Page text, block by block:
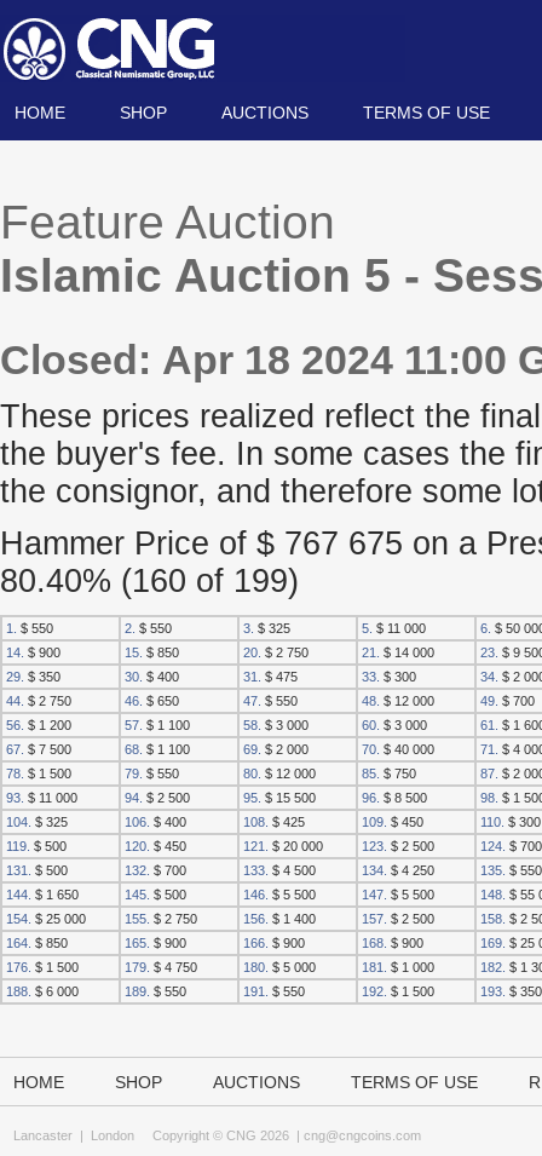
HOME SHOP AUCTIONS TERMS OF USE
Feature Auction
Islamic Auction 5 -
Closed: Apr 18 2024 11:00
These prices realized reflect the
the buyer's fee. In some cases the
the consignor, and therefore some
Hammer Price of $ 767 675 on a
80.40% (160 of 199)
1. $ 550 2. $ 550 3. $ 325 5. $ 11 000 6. $ 50
14. $ 900 15. $ 850 20. $ 2 750 21. $ 14 000 23. $ 9
29. $ 350 30. $ 400 31. $ 475 33. $ 300 34. $ 2
44. $ 2 750 46. $ 650 47. $ 550 48. $ 12 000 49. $ 700
56. $ 1 200 57. $ 1 100 58. $ 3 000 60. $ 3 000 61.
$ 1
67. $ 7 500 68. $ 1 100 69. $ 2 000 70. $ 40 000 71.
$ 4
78. $ 1 500 79. $ 550 80. $ 12 000 85. $ 750 87. $ 2
93. $ 11 000 94. $ 2 500 95. $ 15 500 96. $ 8 500 98. $ 1
104. $ 325 106. $ 400 108. $ 425 109. $ 450 110. $ 300
119. $ 500 120. $ 450 121. $ 20 000 123. $ 2 500 124. $ 700
131.
$ 500 132. $ 700 133. $ 4 500 134. $ 4 250 135. $ 550
144. $ 1 650 145. $ 500 146. $ 5 500 147. $ 5 500 148. $ 55
154. $ 25 000 155. $ 2 750 156. $ 1 400 157. $ 2 500 158. $ 2
164. $ 850 165. $ 900 166. $ 900 168. $ 900 169. $ 25
176. $ 1 500 179. $ 4 750 180. $ 5 000 181. $ 1 000 182. $ 1
188. $ 6 000 189. $ 550 191. $ 550 192. $ 1 500 193. $ 350
HOME SHOP AUCTIONS TERMS OF USE
Lancaster | London Copyright © CNG 2026 | cng@cngcoins.com